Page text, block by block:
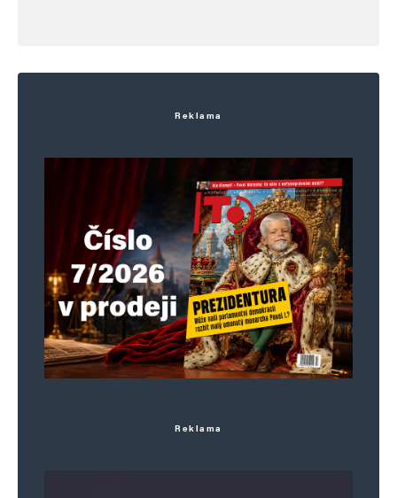
Zdá se, že už nemáme hodné a zlé zemědělce
gogo
10. 3. 2024 (7:19)
A to byl ještě velice při zemi. Kdyby tam
složil kejdu z prasečáku, tak to bude cítit
ještě na Jižním městě
Odpovědět
Napsat komentář
Reklama
Reklama